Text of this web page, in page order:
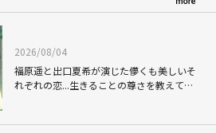
2026/08/04
福原遥と出口夏希が演じた儚くも美しいそ
れぞれの恋...生きることの尊さを教えてく